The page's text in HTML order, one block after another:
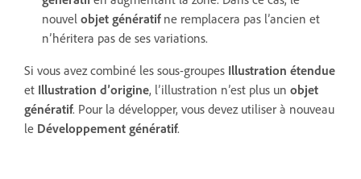
nouvel objet génératifne remplacera pas l’ancien et
n’héritera pas de ses variations.
Si vous avez combiné les sous-groupes Illustration étendue
et Illustration d’origine, l’illustration n’est plus un objet
génératif. Pour la développer, vous devez utiliser à nouveau
le Développement génératif.